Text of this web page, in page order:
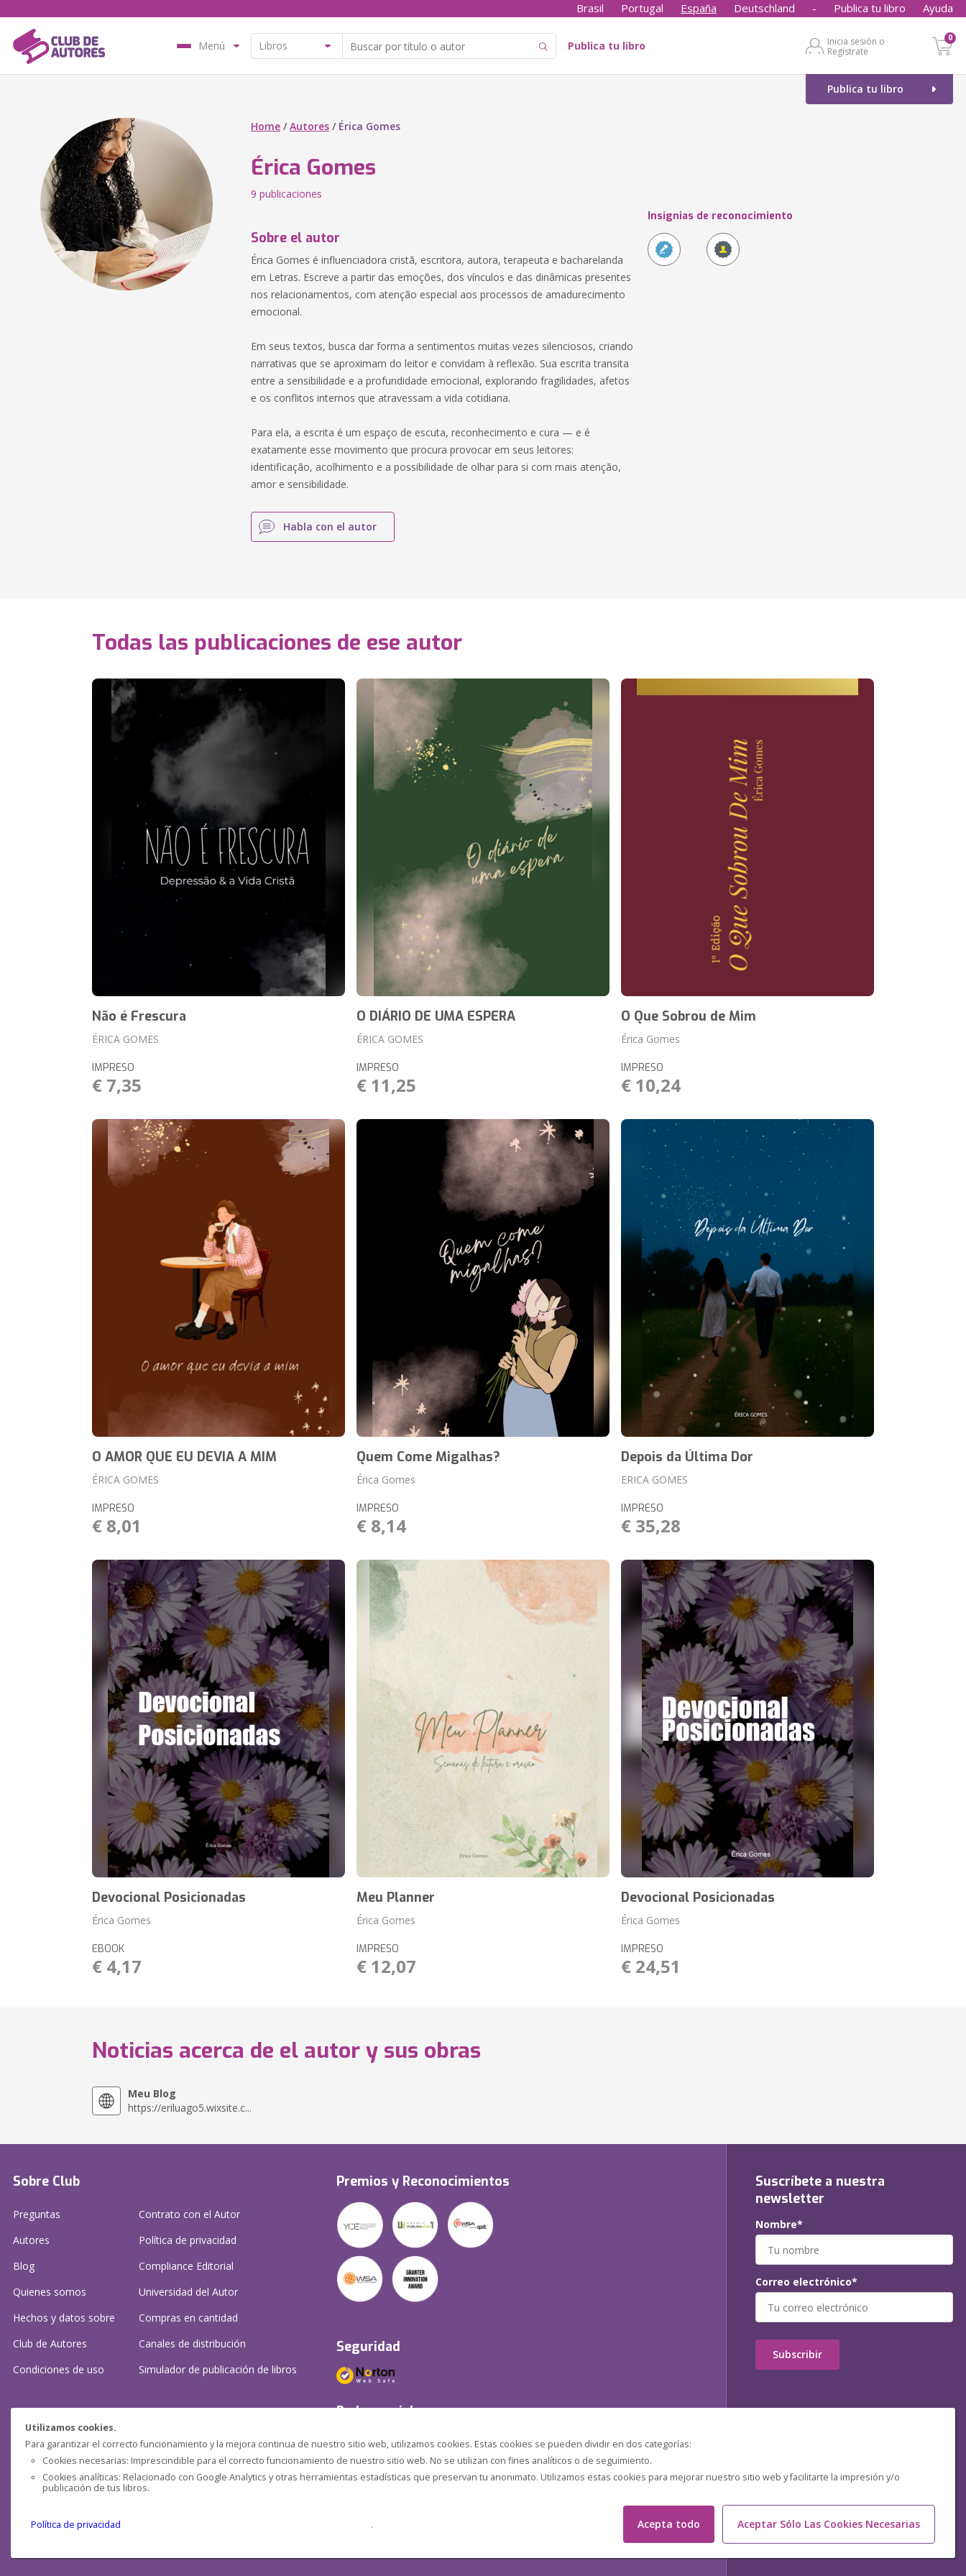
Utilizamos cookies.
Para garantizar el correcto funcionamiento y la mejora continua de nuestro sitio web, utilizamos cookies. Estas cookies se pueden dividir en dos categorías:
Cookies necesarias: Imprescindible para el correcto funcionamiento de nuestro sitio web. No se utilizan con fines analíticos o de seguimiento.
Cookies analíticas: Relacionado con Google Analytics y otras herramientas estadísticas que preservan tu anonimato. Utilizamos estas cookies para mejorar nuestro sitio web y facilitarte la impresión y/o
publicación de tus libros.
Política de privacidad . Acepta todo Aceptar Sólo Las Cookies Necesarias
Brasil Portugal España Deutschland - Publica tu libro Ayuda
Menú Publica tu libro
Inicia sesión o
Regístrate
0
Publica tu libro
Home /Autores / Érica Gomes
Érica Gomes
9 publicaciones
Sobre el autor
Érica Gomes é influenciadora cristã, escritora, autora, terapeuta e bacharelanda
em Letras. Escreve a partir das emoções, dos vínculos e das dinâmicas presentes
nos relacionamentos, com atenção especial aos processos de amadurecimento
emocional.
Em seus textos, busca dar forma a sentimentos muitas vezes silenciosos, criando
narrativas que se aproximam do leitor e convidam à reflexão. Sua escrita transita
entre a sensibilidade e a profundidade emocional, explorando fragilidades, afetos
e os conflitos internos que atravessam a vida cotidiana.
Para ela, a escrita é um espaço de escuta, reconhecimento e cura — e é
exatamente esse movimento que procura provocar em seus leitores:
identificação, acolhimento e a possibilidade de olhar para si com mais atenção,
amor e sensibilidade.
Habla con el autor
Insignias de reconocimiento
Todas las publicaciones de ese autor
Não é Frescura
ÉRICA GOMES
IMPRESO
€ 7,35
O DIÁRIO DE UMA ESPERA
ÉRICA GOMES
IMPRESO
€ 11,25
O Que Sobrou de Mim
Érica Gomes
IMPRESO
€ 10,24
O AMOR QUE EU DEVIA A MIM
ÉRICA GOMES
IMPRESO
€ 8,01
Quem Come Migalhas?
Érica Gomes
IMPRESO
€ 8,14
Depois da Última Dor
ERICA GOMES
IMPRESO
€ 35,28
Devocional Posicionadas
Érica Gomes
EBOOK
€ 4,17
Meu Planner
Érica Gomes
IMPRESO
€ 12,07
Devocional Posicionadas
Érica Gomes
IMPRESO
€ 24,51
Noticias acerca de el autor y sus obras
Meu Blog
https://eriluago5.wixsite.c...
Sobre Club
Preguntas
Autores
Blog
Quienes somos
Hechos y datos sobre
Club de Autores
Condiciones de uso
Contrato con el Autor
Política de privacidad
Compliance Editorial
Universidad del Autor
Compras en cantidad
Canales de distribución
Simulador de publicación de libros
¿Necesitas ayuda?
Preguntas frecuentes
Contacta con nosotros: (contacto@clubdeautores.com )
Premios y Reconocimientos
Seguridad
Redes sociales
Suscríbete a nuestra
newsletter
Nombre*
Correo electrónico*
Subscribir
Pensática Lda., Número de Identificação Fiscal 517215560